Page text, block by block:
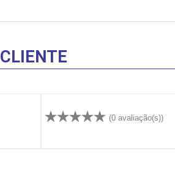
CLIENTE
(0 avaliação(s))